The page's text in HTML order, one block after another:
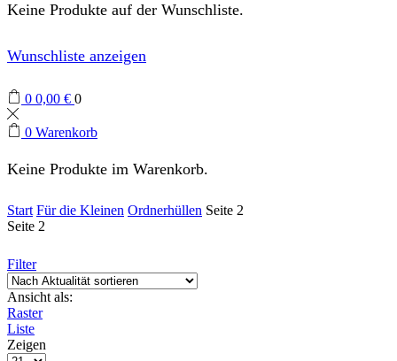
Keine Produkte auf der Wunschliste.
Wunschliste anzeigen
0 0,00 € 0
0 Warenkorb
Keine Produkte im Warenkorb.
Start Für die Kleinen Ordnerhüllen Seite 2
Seite 2
Filter
Ansicht als:
Raster
Liste
Zeigen